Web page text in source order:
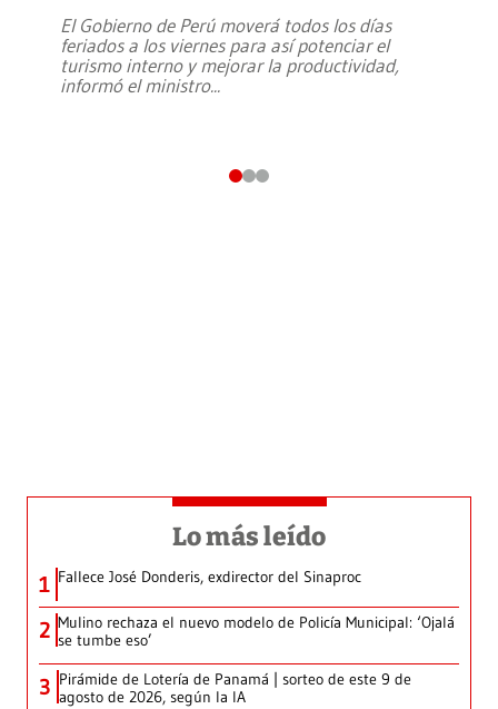
El Gobierno de Perú moverá todos los días
feriados a los viernes para así potenciar el
turismo interno y mejorar la productividad,
informó el ministro...
Lo más leído
1 Fallece José Donderis, exdirector del Sinaproc
2 Mulino rechaza el nuevo modelo de Policía Municipal: ‘Ojalá
se tumbe eso’
3 Pirámide de Lotería de Panamá | sorteo de este 9 de
agosto de 2026, según la IA